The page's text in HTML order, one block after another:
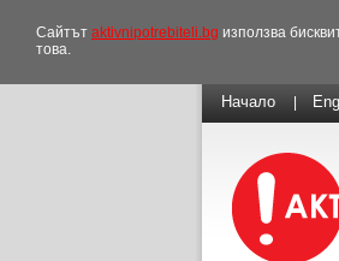
Сайтът aktivnipotrebiteli.bg използва
това.
Начало